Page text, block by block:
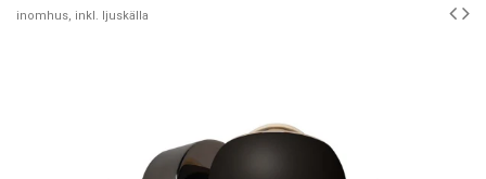
inomhus, inkl. ljuskälla